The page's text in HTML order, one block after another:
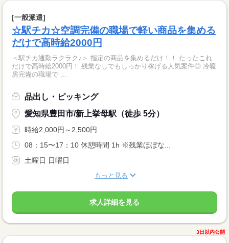
[一般派遣]
☆駅チカ☆空調完備の職場で軽い商品を集める
だけで高時給2000円
＜駅チカ通勤ラクラク♪＞ 指定の商品を集めるだけ！！ たったこれ
だけで高時給2000円！ 残業なしでもしっかり稼げる人気案件◎ 冷暖
房完備の職場で ...
品出し・ピッキング
愛知県豊田市/新上挙母駅（徒歩 5分）
時給2,000円～2,500円
08：15〜17：10 休憩時間 1h ※残業ほぼな...
土曜日 日曜日
もっと見る
求人詳細を見る
3日以内公開